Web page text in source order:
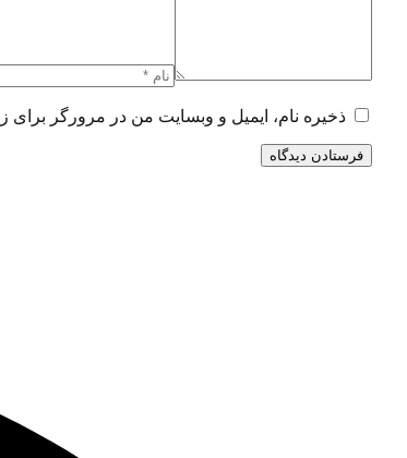
ذخیره نام، ایمیل و وبسایت من در مرورگر برای